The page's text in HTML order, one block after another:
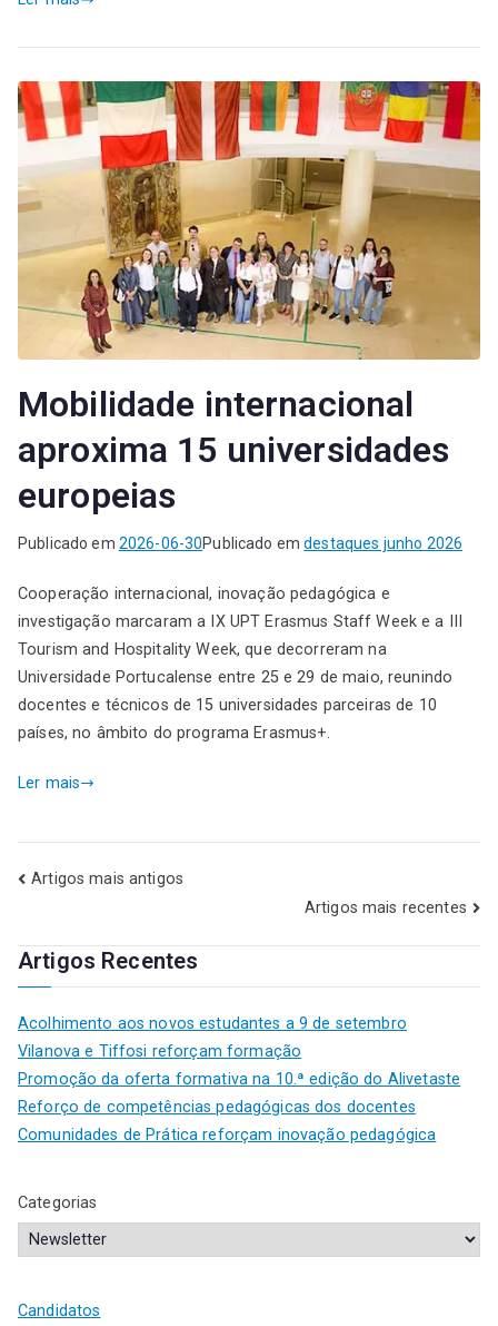
Mobilidade internacional
aproxima 15 universidades
europeias
Publicado em 2026-06-30Publicado emdestaques junho 2026
Cooperação internacional, inovação pedagógica e
investigação marcaram a IX UPT Erasmus Staff Week e a III
Tourism and Hospitality Week, que decorreram na
Universidade Portucalense entre 25 e 29 de maio, reunindo
docentes e técnicos de 15 universidades parceiras de 10
países, no âmbito do programa Erasmus+.
Ler mais
Artigos mais antigos
Artigos mais recentes
Artigos Recentes
Acolhimento aos novos estudantes a 9 de setembro
Vilanova e Tiffosi reforçam formação
Promoção da oferta formativa na 10.ª edição do Alivetaste
Reforço de competências pedagógicas dos docentes
Comunidades de Prática reforçam inovação pedagógica
Categorias
Candidatos